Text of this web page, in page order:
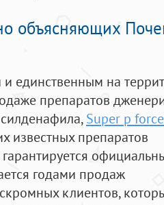
объясняющих
единственным на
препаратов
, Super p
известных препаратов
гарантируется
годами продаж
клиентов,